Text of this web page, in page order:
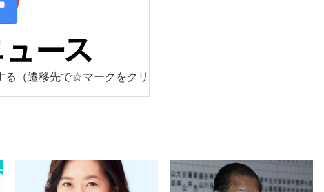
る
（遷移先で☆マークをクリ